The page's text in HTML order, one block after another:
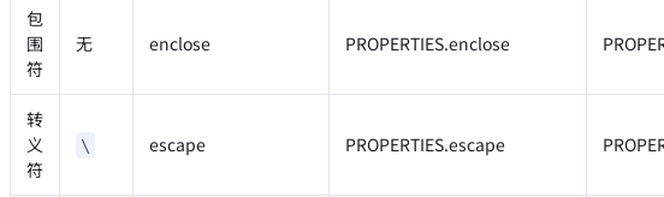
包
围
符
无 enclose PROPERTIES.enclose
转
义
符
\ escape PROPERTIES.escape